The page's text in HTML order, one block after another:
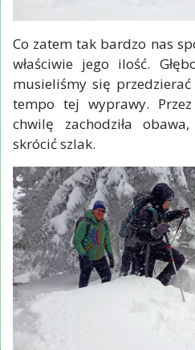
Co zatem tak bardzo nas
właściwie jego ilość.
musieliśmy się przedzierać
tempo tej wyprawy.
chwilę zachodziła
skrócić szlak.